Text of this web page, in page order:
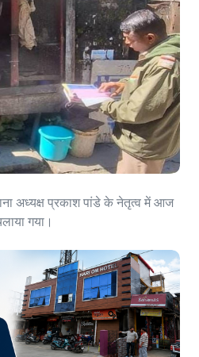
अध्यक्ष प्रकाश पांडे के नेतृत्व में आज
गया।